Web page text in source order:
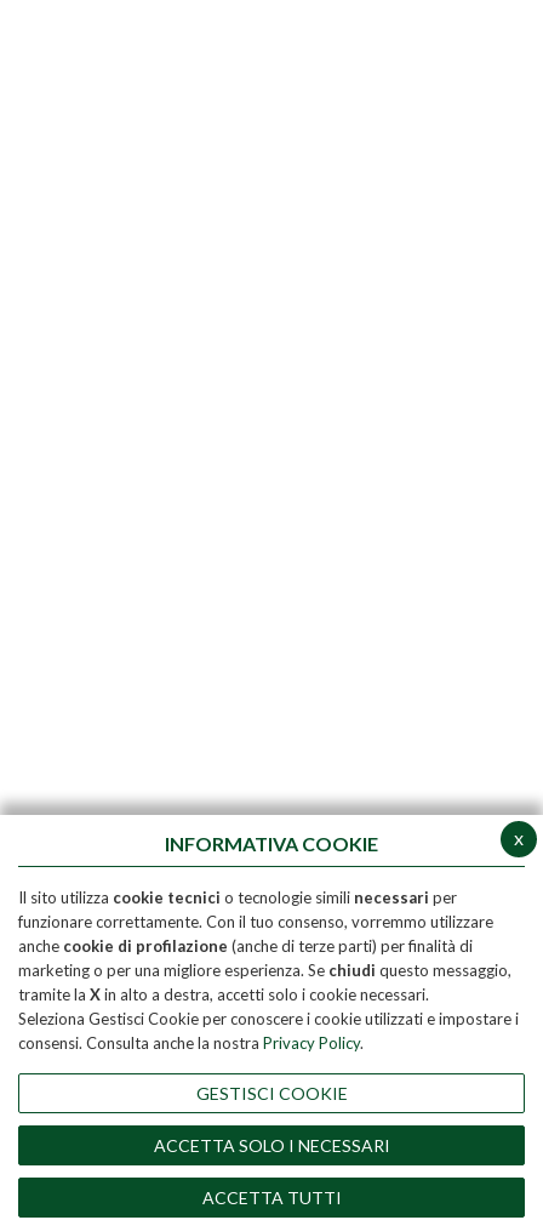
x
INFORMATIVA COOKIE
Il sito utilizza cookie tecnici o tecnologie simili necessari per
funzionare correttamente. Con il tuo consenso, vorremmo utilizzare
anche cookie di profilazione (anche di terze parti) per finalità di
marketing o per una migliore esperienza. Se chiudi questo messaggio,
tramite la Xin alto a destra, accetti solo i cookie necessari.
Seleziona Gestisci Cookie per conoscere i cookie utilizzati e impostare i
consensi. Consulta anche la nostra Privacy Policy.
GESTISCI COOKIE
ACCETTA SOLO I NECESSARI
ACCETTA TUTTI